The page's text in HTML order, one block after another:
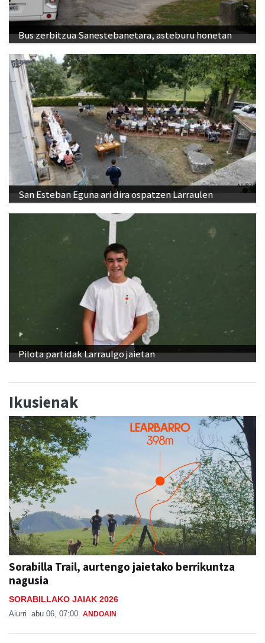
Bus zerbitzua Sanestebanetara, asteburu honetan
San Esteban Eguna ari dira ospatzen Larraulen
Pilota partidak Larraulgo jaietan
Ikusienak
Sorabilla Trail, aurtengo jaietako berrikuntza
nagusia
SORABILLAKO JAIAK 2026
Aiurri abu 06, 07:00 ANDOAIN